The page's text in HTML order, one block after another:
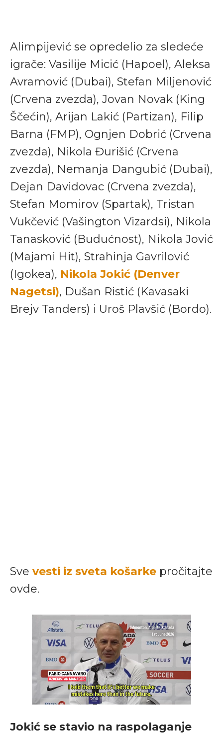
Alimpijević se opredelio za sledeće
igrače: Vasilije Micić (Hapoel), Aleksa
Avramović (Dubai), Stefan Miljenović
(Crvena zvezda), Jovan Novak (King
Ščećin), Arijan Lakić (Partizan), Filip
Barna (FMP), Ognjen Dobrić (Crvena
zvezda), Nikola Đurišić (Crvena
zvezda), Nemanja Dangubić (Dubai),
Dejan Davidovac (Crvena zvezda),
Stefan Momirov (Spartak), Tristan
Vukčević (Vašington Vizardsi), Nikola
Tanasković (Budućnost), Nikola Jović
(Majami Hit), Strahinja Gavrilović
(Igokea), Nikola Jokić (Denver
Nagetsi), Dušan Ristić (Kavasaki
Brejv Tanders) i Uroš Plavšić (Bordo).
Sve vesti iz sveta košarke pročitajte
ovde.
Jokić se stavio na raspolaganje